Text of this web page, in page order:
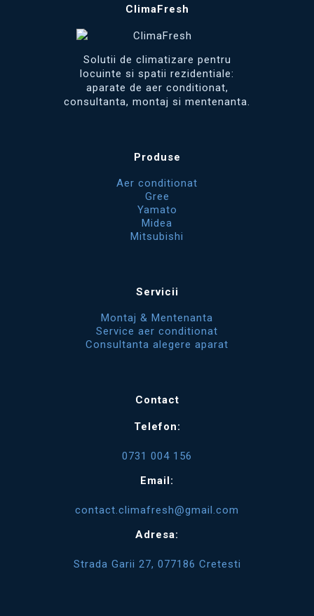
ClimaFresh
Solutii de climatizare pentru
locuinte si spatii rezidentiale:
aparate de aer conditionat,
consultanta, montaj si mentenanta.
Produse
Aer conditionat
Gree
Yamato
Midea
Mitsubishi
Servicii
Montaj & Mentenanta
Service aer conditionat
Consultanta alegere aparat
Contact
Telefon:
0731 004 156
Email:
contact.climafresh@gmail.com
Adresa:
Strada Garii 27, 077186 Cretesti